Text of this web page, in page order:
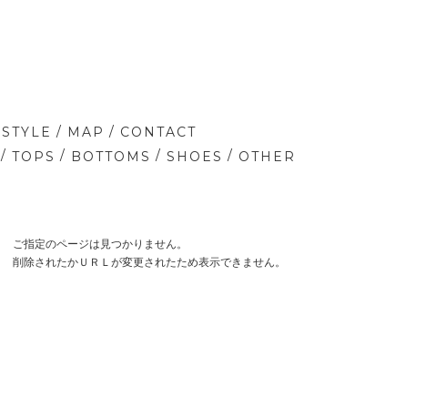
STYLE / MAP / CONTACT
/ TOPS / BOTTOMS / SHOES / OTHER
ご指定のページは見つかりません。
削除されたかＵＲＬが変更されたため表示できません。